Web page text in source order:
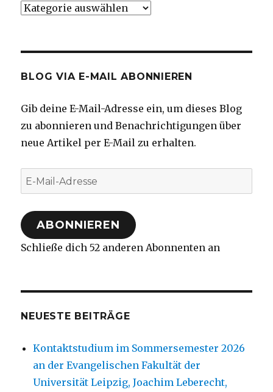
Kategorien
BLOG VIA E-MAIL ABONNIEREN
Gib deine E-Mail-Adresse ein, um dieses Blog
zu abonnieren und Benachrichtigungen über
neue Artikel per E-Mail zu erhalten.
E-
Mail-
Adresse
ABONNIEREN
Schließe dich 52 anderen Abonnenten an
NEUESTE BEITRÄGE
Kontaktstudium im Sommersemester 2026
an der Evangelischen Fakultät der
Universität Leipzig, Joachim Leberecht,